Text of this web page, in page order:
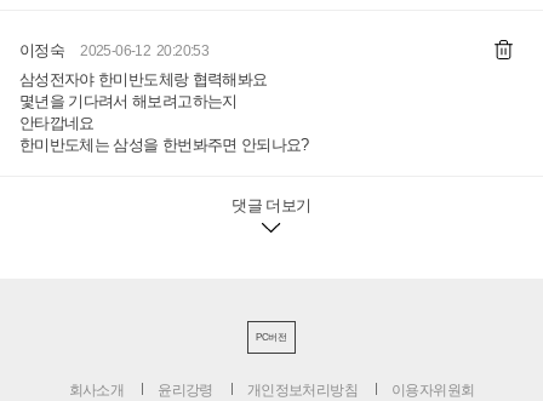
이정숙 2025-06-12 20:20:53
삼성전자야 한미반도체랑 협력해봐요
몇년을 기다려서 해보려고하는지
안타깝네요
한미반도체는 삼성을 한번봐주면 안되나요?
댓글 더보기
PC버전
회사소개 윤리강령 개인정보처리방침 이용자위원회